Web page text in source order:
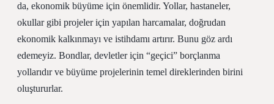
da, ekonomik büyüme için önemlidir. Yollar, hastaneler,
okullar gibi projeler için yapılan harcamalar, doğrudan
ekonomik kalkınmayı ve istihdamı artırır. Bunu göz ardı
edemeyiz. Bondlar, devletler için “geçici” borçlanma
yollarıdır ve büyüme projelerinin temel direklerinden birini
oluştururlar.